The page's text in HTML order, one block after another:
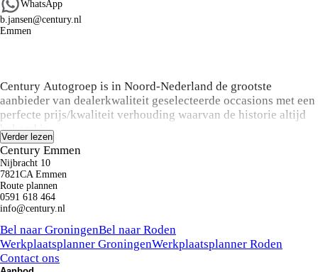
WhatsApp
b.jansen@century.nl
Emmen
Century Autogroep is in Noord-Nederland de grootste
aanbieder van dealerkwaliteit geselecteerde occasions met een
perfecte prijs/kwaliteit verhouding waarvan de historie altijd
bekend is.
Koop:
Bij aanschaf van een occasion kunt u een keuze maken uit
onze onderhoud en zekerheid pakketten variërend van basis
tot luxe inclusief o.a. de labels Das Welt
Auto, ZekerŠKODA en Audi Selectie Plus. Inruil en
financiering is altijd mogelijk
Alle prijzen zijn onder voorbehoud van druk – en zetfouten.
Verder lezen
Century Emmen
Nijbracht 10
7821CA Emmen
Route plannen
0591 618 464
info@century.nl
Bel naar GroningenBel naar Roden
Werkplaatsplanner GroningenWerkplaatsplanner Roden
Contact ons